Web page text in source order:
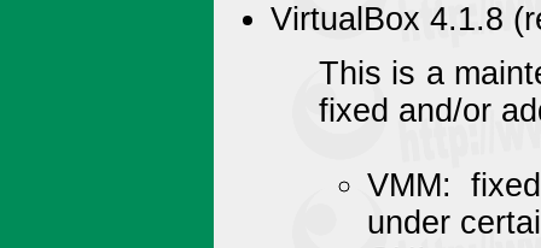
VirtualBox 4.1.8
This is a
fixed and/or
VMM:
under